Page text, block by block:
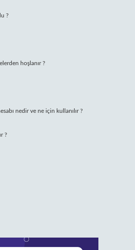
?
hoşlanır ?
nedir ve ne için kullanılır ?
?